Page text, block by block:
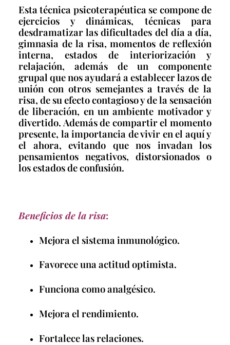
Esta técnica psicoterapéutica se compone de
ejercicios y dinámicas, técnicas para
desdramatizar las dificultades del día a día,
gimnasia de la risa, momentos de reflexión
interna, estados de interiorización y
relajación, además de un componente
grupal que nos ayudará a establecer lazos de
unión con otros semejantes a través de la
risa, de su efecto contagioso y de la sensación
de liberación, en un ambiente motivador y
divertido. Además de compartir el momento
presente, la importancia de vivir en el aquí y
el ahora, evitando que nos invadan los
pensamientos negativos, distorsionados o
los estados de confusión.
Beneficios de la risa:
Mejora el sistema inmunológico.
Favorece una actitud optimista.
Funciona como analgésico.
Mejora el rendimiento.
Fortalece las relaciones.